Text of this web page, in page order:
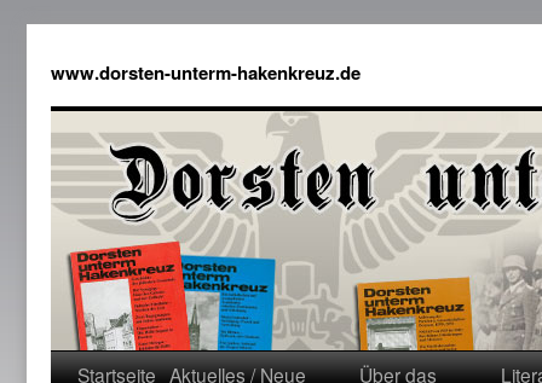
www.dorsten-unterm-hakenkreuz.de
Startseite Aktuelles / Neue
Über das